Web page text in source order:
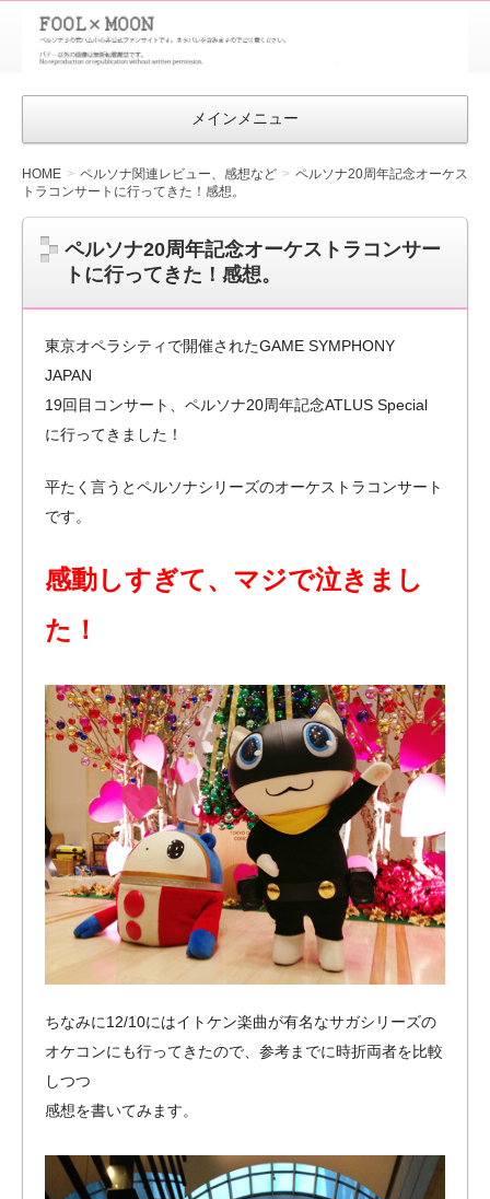
FOOL×MOON
｜ペルソナ
3 荒ハム中
メインメニュー
HOME ペルソナ関連レビュー、感想など
ペルソナ20周年記念オーケス
トラコンサートに行ってきた！感想。
ペルソナ20周年記念オーケストラコンサー
トに行ってきた！感想。
東京オペラシティで開催されたGAME SYMPHONY
JAPAN
19回目コンサート、ペルソナ20周年記念ATLUS Special
に行ってきました！
平たく言うとペルソナシリーズのオーケストラコンサート
です。
感動しすぎて、マジで泣きまし
た！
ちなみに12/10にはイトケン楽曲が有名なサガシリーズの
オケコンにも行ってきたので、参考までに時折両者を比較
しつつ
感想を書いてみます。